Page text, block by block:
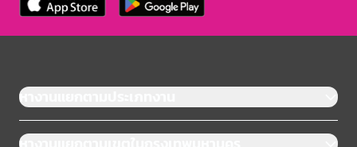
หางานแยกตามประเภทงาน